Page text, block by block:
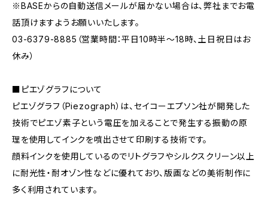
※BASEからの自動送信メールが届かない場合は、弊社までお電
話頂けますようお願いいたします。
03-6379-8885（営業時間：平日10時半〜18時、土日祝日はお
休み）
■ピエゾグラフについて
ピエゾグラフ（Piezograph）は、セイコーエプソン社が開発した
技術でピエゾ素子という電圧を加えることで発生する振動の原
理を使用してインクを噴出させて印刷する技術です。
顔料インクを使用しているのでリトグラフやシルクスクリーン以上
に耐光性・耐オゾン性などに優れており、版画などの美術制作に
多く利用されています。